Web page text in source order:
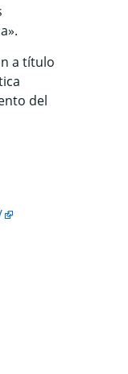
a título
del